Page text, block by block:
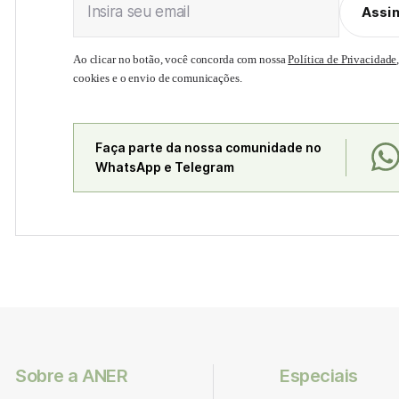
Insira seu email
Ao clicar no botão, você concorda com nossaPolítica de Privacidade
cookies e o envio de comunicações.
Faça parte da nossa comunidade no
WhatsApp e Telegram
Sobre a ANER Especiais